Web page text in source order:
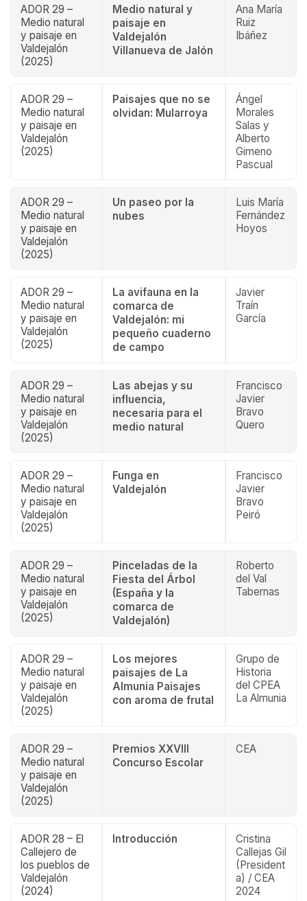
ADOR 29 –
Medio natural
y paisaje en
Valdejalón
(2025)
Medio natural y
paisaje en
Valdejalón
Villanueva de Jalón
Ana María
Ruiz
Ibáñez
ADOR 29 –
Medio natural
y paisaje en
Valdejalón
(2025)
Paisajes que no se
olvidan: Mularroya
Ángel
Morales
Salas y
Alberto
Gimeno
Pascual
ADOR 29 –
Medio natural
y paisaje en
Valdejalón
(2025)
Un paseo por la
nubes
Luis María
Fernández
Hoyos
ADOR 29 –
Medio natural
y paisaje en
Valdejalón
(2025)
La avifauna en la
comarca de
Valdejalón: mi
pequeño cuaderno
de campo
Javier
Traín
García
ADOR 29 –
Medio natural
y paisaje en
Valdejalón
(2025)
Las abejas y su
influencia,
necesaria para el
medio natural
Francisco
Javier
Bravo
Quero
ADOR 29 –
Medio natural
y paisaje en
Valdejalón
(2025)
Funga en
Valdejalón
Francisco
Javier
Bravo
Peiró
ADOR 29 –
Medio natural
y paisaje en
Valdejalón
(2025)
Pinceladas de la
Fiesta del Árbol
(España y la
comarca de
Valdejalón)
Roberto
del Val
Tabernas
ADOR 29 –
Medio natural
y paisaje en
Valdejalón
(2025)
Los mejores
paisajes de La
Almunia Paisajes
con aroma de frutal
Grupo de
Historia
del CPEA
La Almunia
ADOR 29 –
Medio natural
y paisaje en
Valdejalón
(2025)
Premios XXVIII
Concurso Escolar
CEA
ADOR 28 – El
Callejero de
los pueblos de
Valdejalón
(2024)
Introducción
Cristina
Callejas Gil
(President
a) / CEA
2024